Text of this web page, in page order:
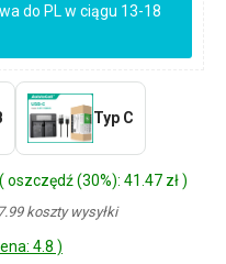
do PL w ciągu 13-18
Typ C
oszczędź (30%): 41.47 zł )
koszty wysyłki
4.8 )